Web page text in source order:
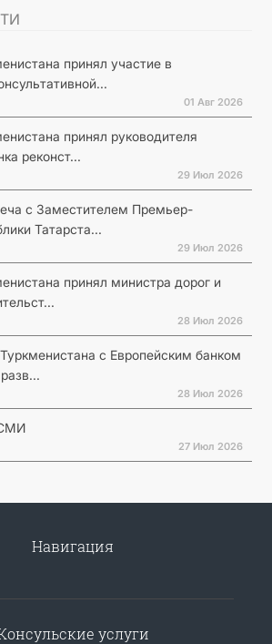
принял участие в
01 Авг 2026
принял руководителя
реконст...
29 Июл 2026
с Заместителем Премьер-
Татарста...
29 Июл 2026
принял министра дорог и
28 Июл 2026
с Европейским банком
28 Июл 2026
27 Июл 2026
Навигация
услуги